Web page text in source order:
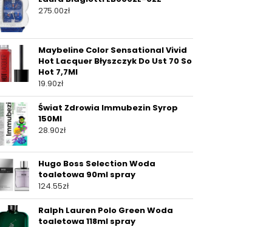
275.00zł
Maybeline Color Sensational Vivid
Hot Lacquer Błyszczyk Do Ust 70 So
Hot 7,7Ml
19.90zł
Świat Zdrowia Immubezin Syrop
150Ml
28.90zł
Hugo Boss Selection Woda
toaletowa 90ml spray
124.55zł
Ralph Lauren Polo Green Woda
toaletowa 118ml spray